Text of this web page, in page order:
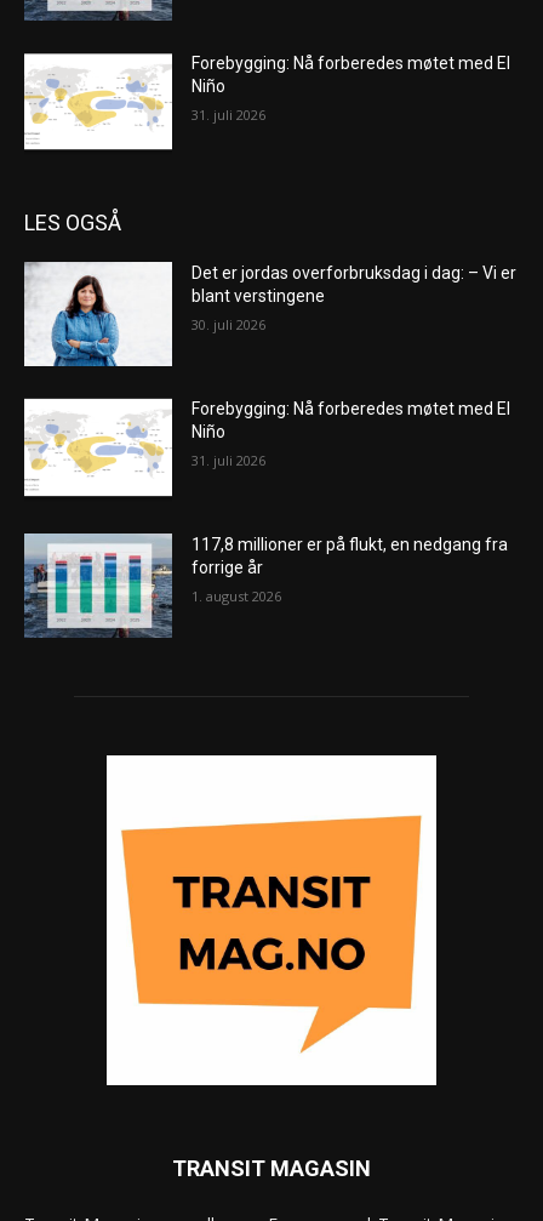
Forebygging: Nå forberedes møtet med El
Niño
31. juli 2026
LES OGSÅ
Det er jordas overforbruksdag i dag: – Vi er
blant verstingene
30. juli 2026
Forebygging: Nå forberedes møtet med El
Niño
31. juli 2026
117,8 millioner er på flukt, en nedgang fra
forrige år
1. august 2026
TRANSIT MAGASIN